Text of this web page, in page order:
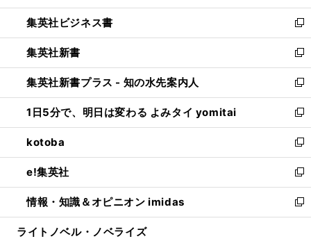
開
く
ウ
で
開
く
ン
ド
ウ
で
開
く
し
い
ウ
ィ
ン
ド
ウ
で
開
く
集英社ビジネス書
新
し
い
ウ
ィ
ン
ド
ウ
で
開
く
集英社新書
新
し
い
ウ
ィ
ン
ド
ウ
で
開
く
集英社新書プラス - 知の水先案内人
新
し
い
ウ
ィ
ン
ド
ウ
で
開
1日5分で、明日は変わる よみタイ yomitai
新
し
い
ウ
ィ
ン
ド
ウ
kotoba
新
し
い
ウ
ィ
ン
e!集英社
新
し
い
ウ
情報・知識＆オピニオン imidas
新
し
ライトノベル・ノベライズ